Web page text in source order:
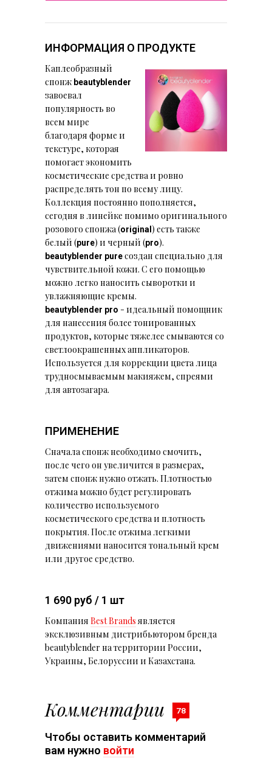
ИНФОРМАЦИЯ О ПРОДУКТЕ
Каплеобразный
спонж beautyblender
завоевал
популярность во
всем мире
благодаря форме и
текстуре, которая
помогает экономить
косметические средства и ровно
распределять тон по всему лицу.
Коллекция постоянно пополняется,
сегодня в линейке помимо оригинального
розового спонжа (original ) есть также
белый (pure) и черный (pro).
beautyblender pureсоздан специально для
чувствительной кожи. С его помощью
можно легко наносить сыворотки и
увлажняющие кремы.
beautyblender pro - идеальный помощник
для нанесения более тонированных
продуктов, которые тяжелее смываются со
светлоокрашенных аппликаторов.
Используется для коррекции цвета лица
трудносмываемым макияжем, спреями
для автозагара.
ПРИМЕНЕНИЕ
Сначала спонж необходимо смочить,
после чего он увеличится в размерах,
затем спонж нужно отжать. Плотностью
отжима можно будет регулировать
количество используемого
косметического средства и плотность
покрытия. После отжима легкими
движениями наносится тональный крем
или другое средство.
1 690 руб / 1 шт
Компания Best Brandsявляется
эксклюзивным дистрибьютором бренда
beautyblender на территории России,
Украины, Белоруссии и Казахстана.
Комментарии 78
Чтобы оставить комментарий
вам нужно войти